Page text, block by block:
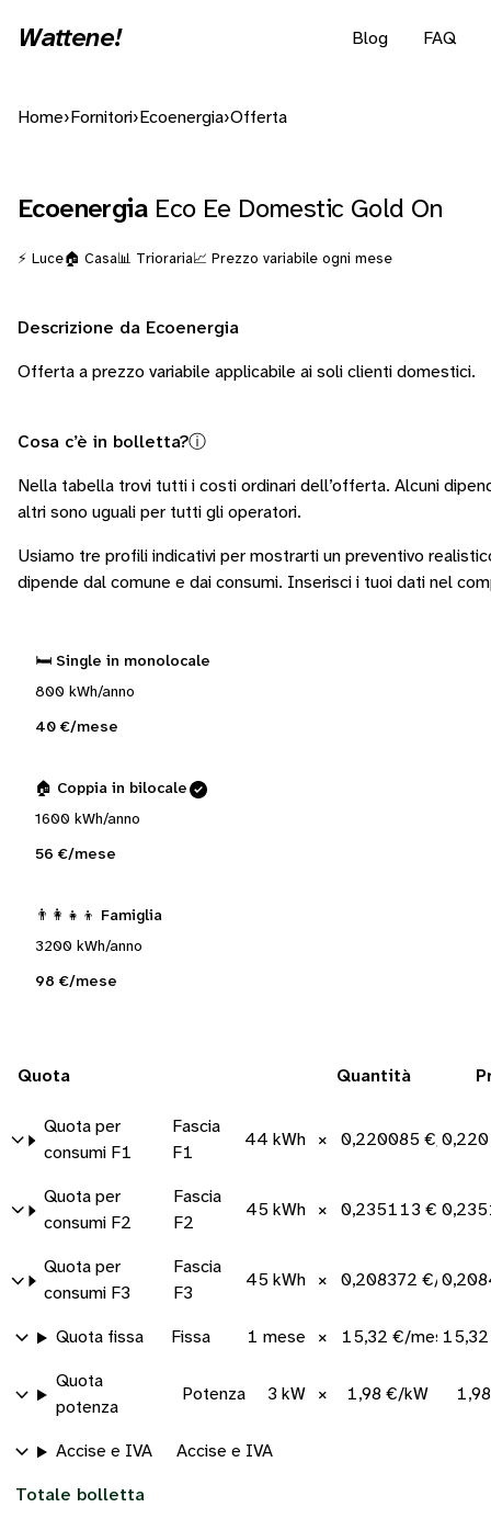
Wattene! Blog FAQ
Home› Fornitori› Ecoenergia›Offerta
Ecoenergia Eco Ee Domestic Gold On
⚡ Luce🏠 Casa📊 Trioraria📈 Prezzo variabile ogni mese
Descrizione da Ecoenergia
Offerta a prezzo variabile applicabile ai soli clienti domestici.
Cosa c’è in bolletta?ⓘ
Nella tabella trovi tutti i costi ordinari dell’offerta. Alcuni
altri sono uguali per tutti gli operatori.
Usiamo tre profili indicativi per mostrarti un preventivo
dipende dal comune e dai consumi. Inserisci i tuoi dati nel
🛏️ Single in monolocale
800 kWh/anno
40 €/mese
🏠 Coppia in bilocale
1600 kWh/anno
56 €/mese
👨‍👩‍👧‍👦 Famiglia
3200 kWh/anno
98 €/mese
Quota Quantità
Quota per
consumi F1
Fascia
F1
44 kWh × 0,220085 €/kWh
Quota per
consumi F2
Fascia
F2
45 kWh × 0,235113 €/kWh
Quota per
consumi F3
Fascia
F3
45 kWh × 0,208372 €/kWh
Quota fissa Fissa 1 mese × 15,32 €/mese
Quota
potenza
Potenza 3 kW × 1,98 €/kW
Accise e IVA Accise e IVA
Totale bolletta